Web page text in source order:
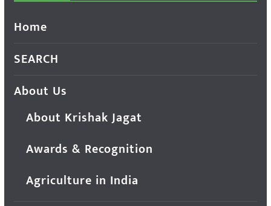
Home
SEARCH
About Us
About Krishak Jagat
Awards & Recognition
Agriculture in India